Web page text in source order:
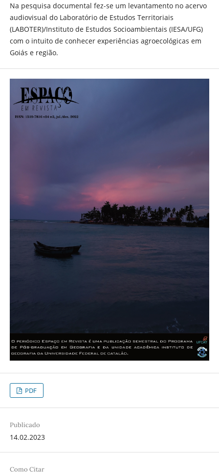
Na pesquisa documental fez-se um levantamento no acervo
audiovisual do Laboratório de Estudos Territoriais
(LABOTER)/Instituto de Estudos Socioambientais (IESA/UFG)
com o intuito de conhecer experiências agroecológicas em
Goiás e região.
PDF
Publicado
14.02.2023
Como Citar